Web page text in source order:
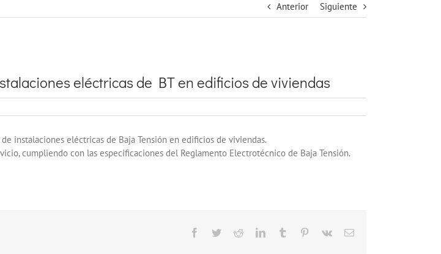
Anterior Siguiente
eléctricas de BT en edificios de viviendas
instalaciones eléctricas de Baja Tensión en edificios de viviendas.
cumpliendo con las especificaciones del Reglamento Electrotécnico de Baja Tensión.
Facebook
TwitterRedditLinkedInTumblr Pinterest
Vk
Correo